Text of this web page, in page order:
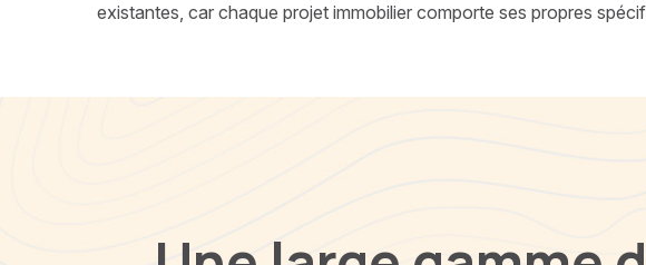
existantes, car chaque projet immobilier comporte ses propres